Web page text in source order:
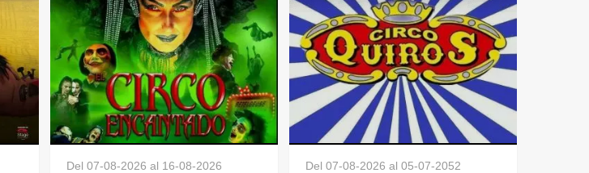
Del07-08-2026 al 16-08-2026 Del07-08-2026 al05-07-2052